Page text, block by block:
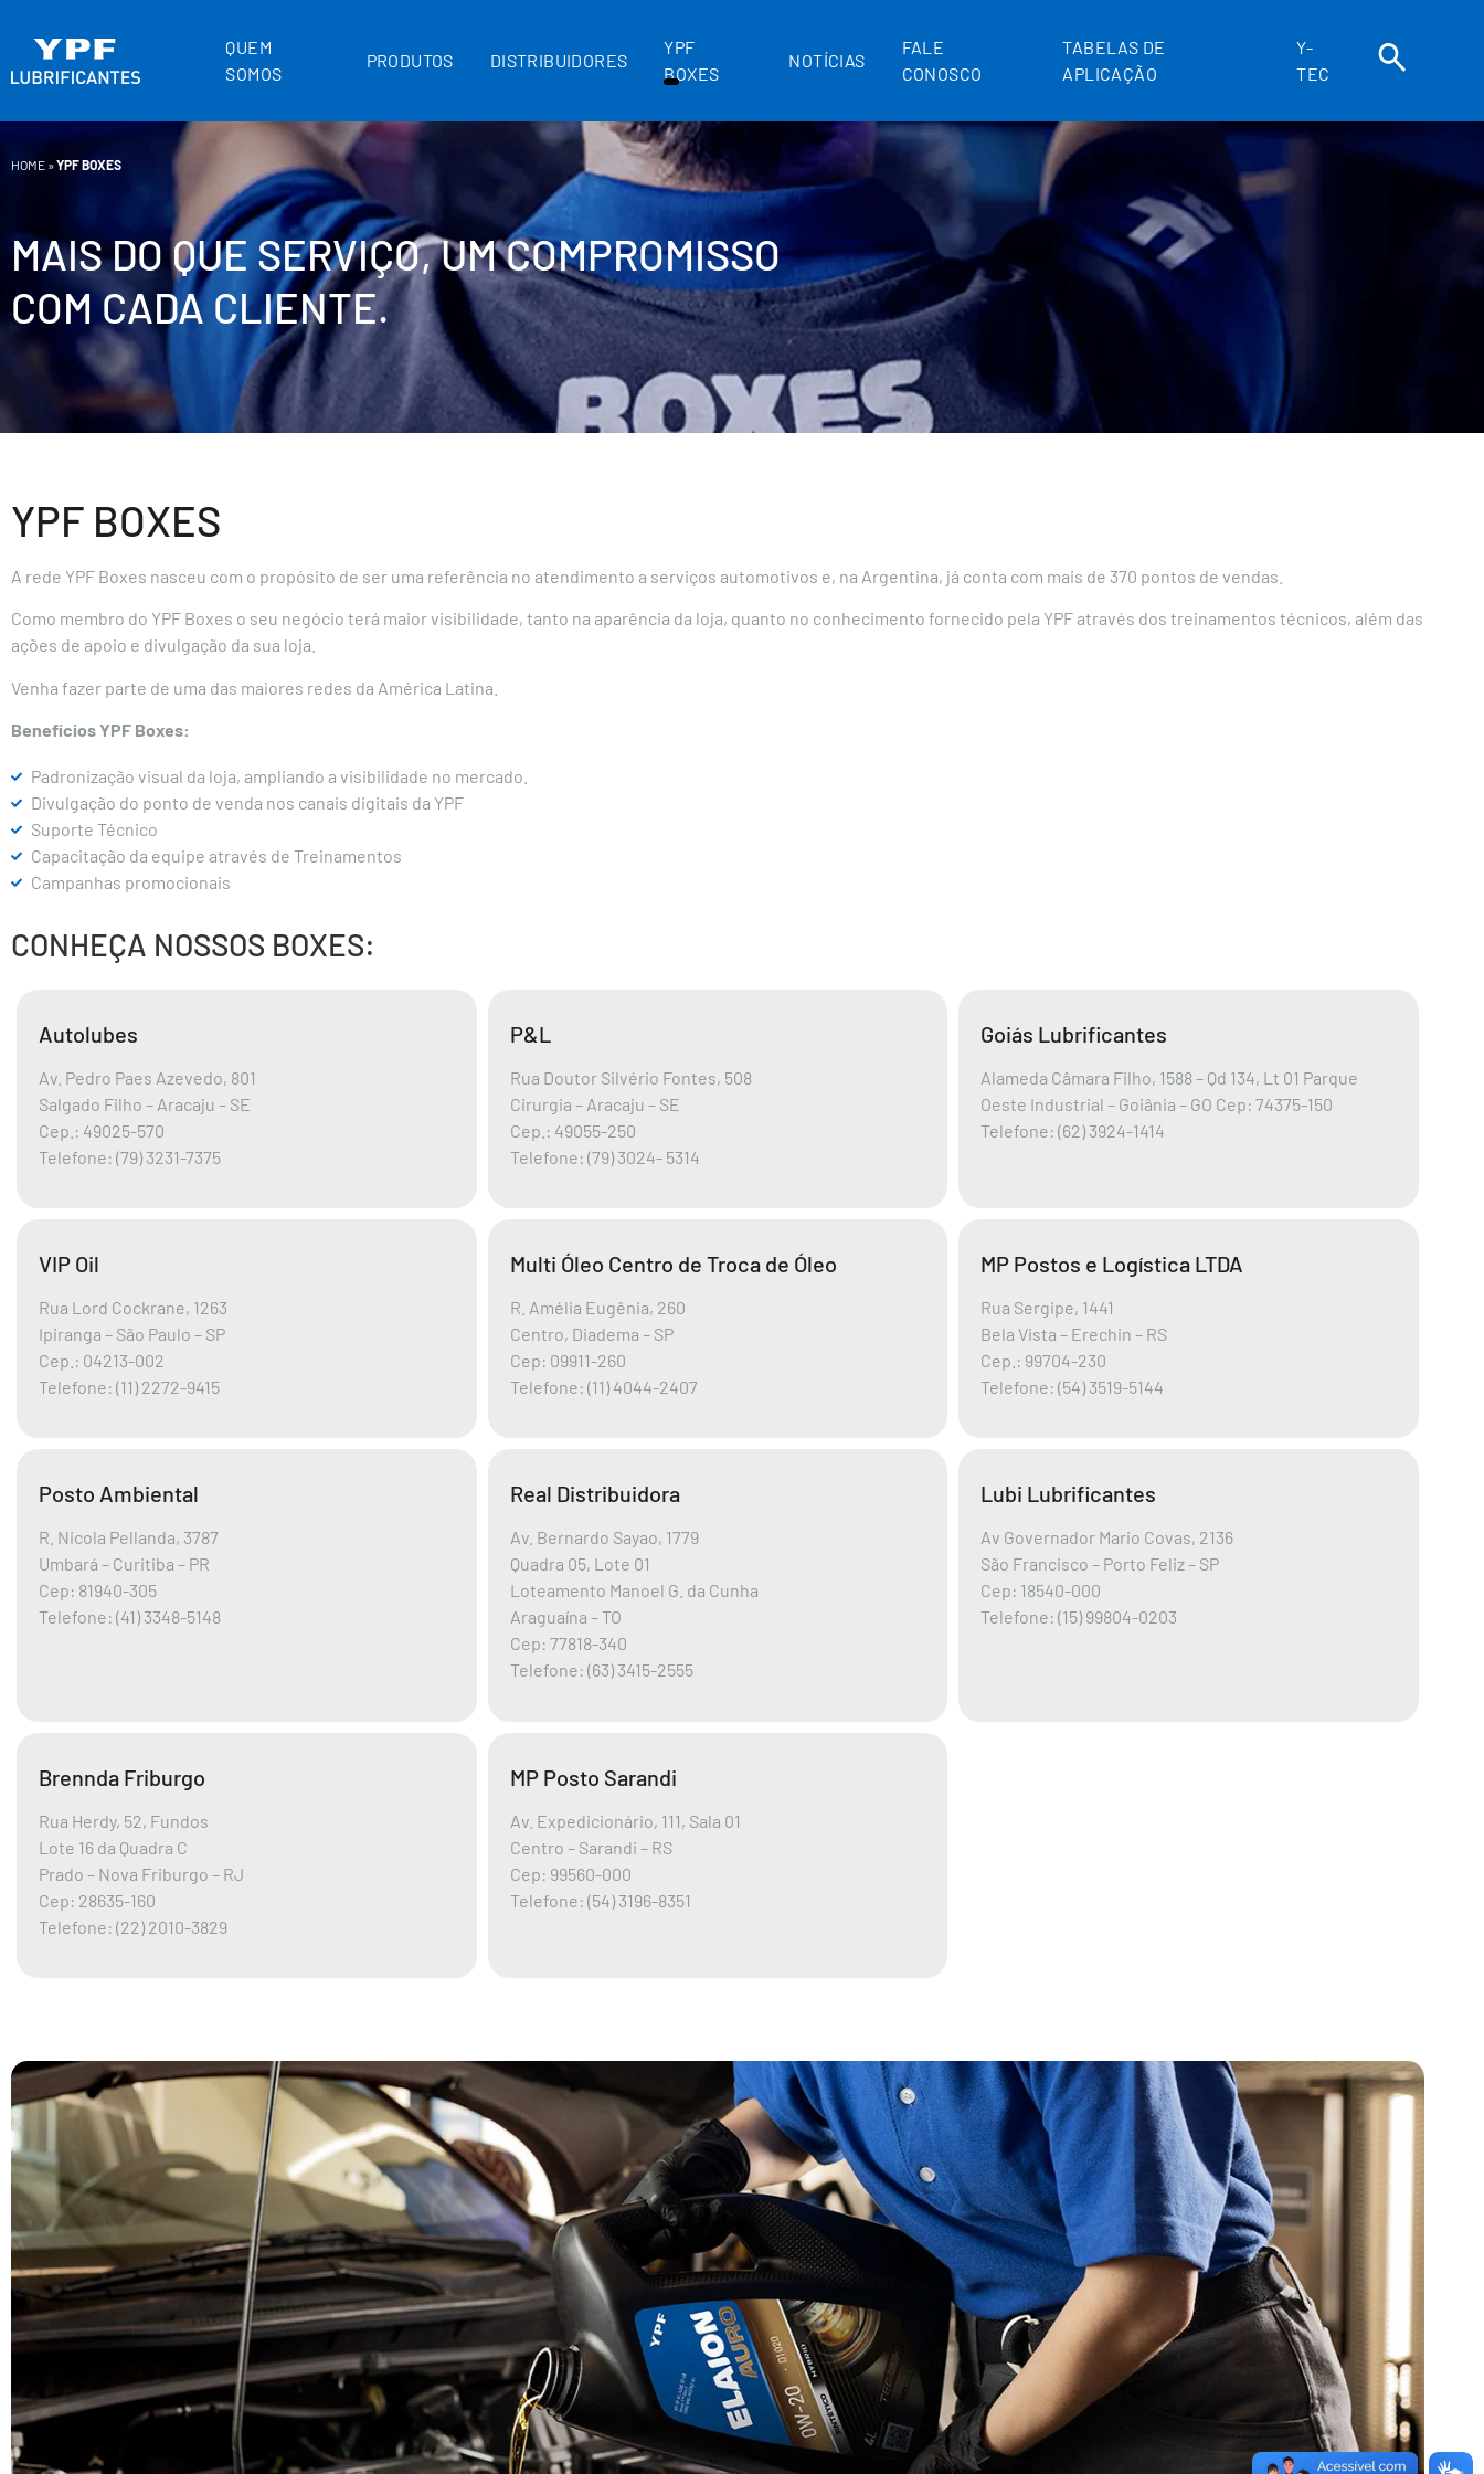
QUEM
SOMOS
PRODUTOS DISTRIBUIDORES
YPF
BOXES
NOTÍCIAS
FALE
CONOSCO
TABELAS DE
APLICAÇÃO
Y-
TEC
HOME »YPF BOXES
MAIS DO QUE SERVIÇO, UM COMPROMISSO
COM CADA CLIENTE.
YPF BOXES
A rede YPF Boxes nasceu com o propósito de ser uma referência no atendimento a serviços automotivos e, na Argentina, já conta com mais de 370 pontos de vendas.
Como membro do YPF Boxes o seu negócio terá maior visibilidade, tanto na aparência da loja, quanto no conhecimento fornecido pela YPF através dos treinamentos técnicos, além das
ações de apoio e divulgação da sua loja.
Venha fazer parte de uma das maiores redes da América Latina.
Benefícios YPF Boxes:
Padronização visual da loja, ampliando a visibilidade no mercado.
Divulgação do ponto de venda nos canais digitais da YPF
Suporte Técnico
Capacitação da equipe através de Treinamentos
Campanhas promocionais
CONHEÇA NOSSOS BOXES:
Autolubes
Av. Pedro Paes Azevedo, 801
Salgado Filho – Aracaju – SE
Cep.: 49025-570
Telefone: (79) 3231-7375
P&L
Rua Doutor Silvério Fontes, 508
Cirurgia – Aracaju – SE
Cep.: 49055-250
Telefone: (79) 3024- 5314
Goiás Lubrificantes
Alameda Câmara Filho, 1588 – Qd 134, Lt 01 Parque
Oeste Industrial – Goiânia – GO Cep: 74375-150
Telefone: (62) 3924-1414
VIP Oil
Rua Lord Cockrane, 1263
Ipiranga – São Paulo – SP
Cep.: 04213-002
Telefone: (11) 2272-9415
Multi Óleo Centro de Troca de Óleo
R. Amélia Eugênia, 260
Centro, Diadema – SP
Cep: 09911-260
Telefone: (11) 4044-2407
MP Postos e Logística LTDA
Rua Sergipe, 1441
Bela Vista – Erechin – RS
Cep.: 99704-230
Telefone: (54) 3519-5144
Posto Ambiental
R. Nicola Pellanda, 3787
Umbará – Curitiba – PR
Cep: 81940-305
Telefone: (41) 3348-5148
Real Distribuidora
Av. Bernardo Sayao, 1779
Quadra 05, Lote 01
Loteamento Manoel G. da Cunha
Araguaína – TO
Cep: 77818-340
Telefone: (63) 3415-2555
Lubi Lubrificantes
Av Governador Mario Covas, 2136
São Francisco – Porto Feliz – SP
Cep: 18540-000
Telefone: (15) 99804-0203
Brennda Friburgo
Rua Herdy, 52, Fundos
Lote 16 da Quadra C
Prado – Nova Friburgo – RJ
Cep: 28635-160
Telefone: (22) 2010-3829
MP Posto Sarandi
Av. Expedicionário, 111, Sala 01
Centro – Sarandi – RS
Cep: 99560-000
Telefone: (54) 3196-8351